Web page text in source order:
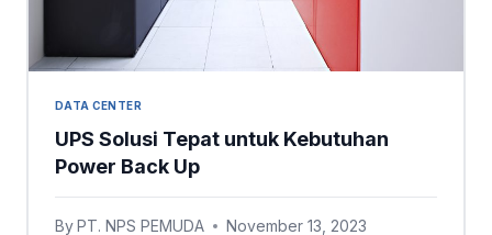
DATA CENTER
UPS Solusi Tepat untuk Kebutuhan
Power Back Up
ByPT. NPS PEMUDA November 13, 2023